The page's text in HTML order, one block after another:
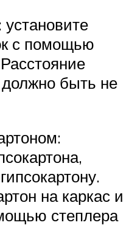
установите
с помощью
быть не
на каркас и
степлера